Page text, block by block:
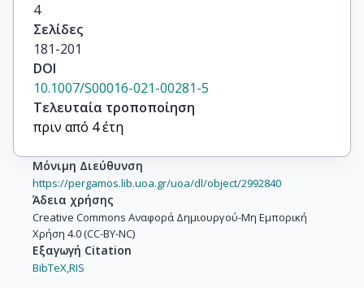
4
Σελίδες
181-201
DOI
10.1007/S00016-021-00281-5
Τελευταία τροποποίηση
πριν από 4 έτη
Μόνιμη Διεύθυνση
https://pergamos.lib.uoa.gr/uoa/dl/object/2992840
Άδεια χρήσης
Creative Commons Αναφορά Δημιουργού-Μη Εμπορική
Χρήση 4.0 (CC-BY-NC)
Εξαγωγή Citation
BibTeX,RIS